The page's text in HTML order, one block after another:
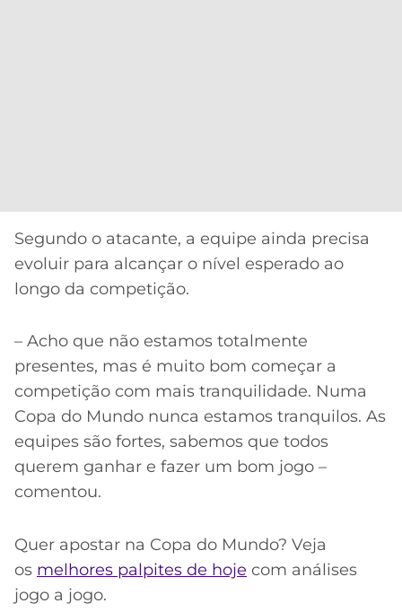
Segundo o atacante, a equipe ainda precisa
evoluir para alcançar o nível esperado ao
longo da competição.
– Acho que não estamos totalmente
presentes, mas é muito bom começar a
competição com mais tranquilidade. Numa
Copa do Mundo nunca estamos tranquilos. As
equipes são fortes, sabemos que todos
querem ganhar e fazer um bom jogo –
comentou.
Quer apostar na Copa do Mundo? Veja
os melhores palpites de hoje com análises
jogo a jogo.